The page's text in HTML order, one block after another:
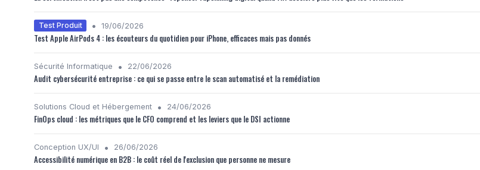
Test Produit • 19/06/2026
Test Apple AirPods 4 : les écouteurs du quotidien pour iPhone, efficaces mais pas donnés
Sécurité Informatique • 22/06/2026
Audit cybersécurité entreprise : ce qui se passe entre le scan automatisé et la remédiation
Solutions Cloud et Hébergement • 24/06/2026
FinOps cloud : les métriques que le CFO comprend et les leviers que le DSI actionne
Conception UX/UI • 26/06/2026
Accessibilité numérique en B2B : le coût réel de l'exclusion que personne ne mesure